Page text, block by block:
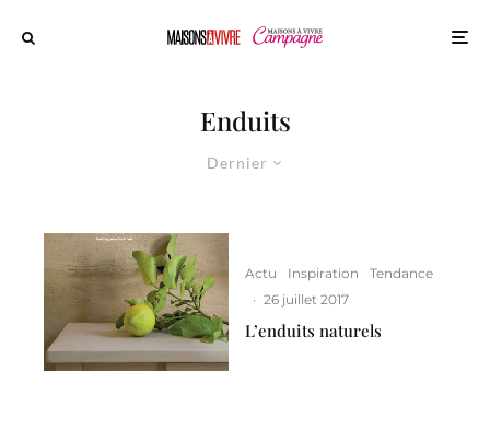
Enduits
Dernier
Actu Inspiration
Tendance
· 26 juillet 2017
L’enduits naturels